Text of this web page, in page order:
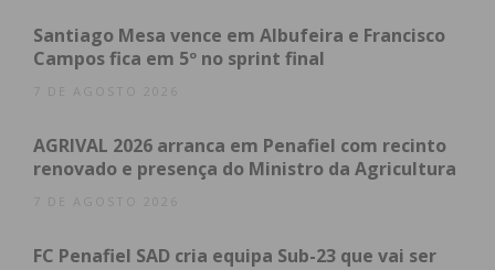
faça justiça pela crueldade que fizeram ao meu
filho”, referiu, “desiludida” por se estar a adiar a
Recorde-se que o crime ocorreu na madrugada do
dia 29 de maio do ano passado, no interior do bar
Claúdio P., entrou no bar munido de uma arma e
Santiago Mesa vence em Albufeira e Francisco
Campos fica em 5º no sprint final
7 DE AGOSTO 2026
AGRIVAL 2026 arranca em Penafiel com recinto
renovado e presença do Ministro da Agricultura
7 DE AGOSTO 2026
FC Penafiel SAD cria equipa Sub-23 que vai ser